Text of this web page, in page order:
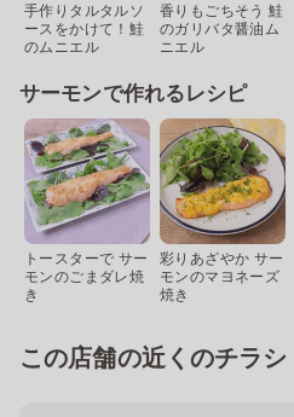
手作りタルタルソ
ースをかけて！鮭
のムニエル
香りもごちそう 鮭
のガリバタ醤油ム
ニエル
サーモンで作れるレシピ
トースターで サー
モンのごまダレ焼
き
彩りあざやか サー
モンのマヨネーズ
焼き
この店舗の近くのチラシ